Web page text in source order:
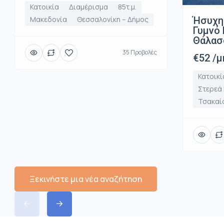
Κατοικία Διαμέρισμα
85τ.μ.
Μακεδονία
Θεσσαλονίκη – Δήμος
35 Προβολές
Γυμνό
€52 /
Ξεκινήστε μια νέα αναζήτηση